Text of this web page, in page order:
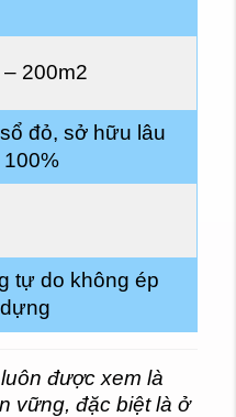
200m2
đỏ, sở hữu lâu
tự do không ép
được xem là
vững, đặc biệt là ở